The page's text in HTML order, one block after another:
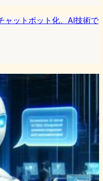
ャットボット化、AI技術で